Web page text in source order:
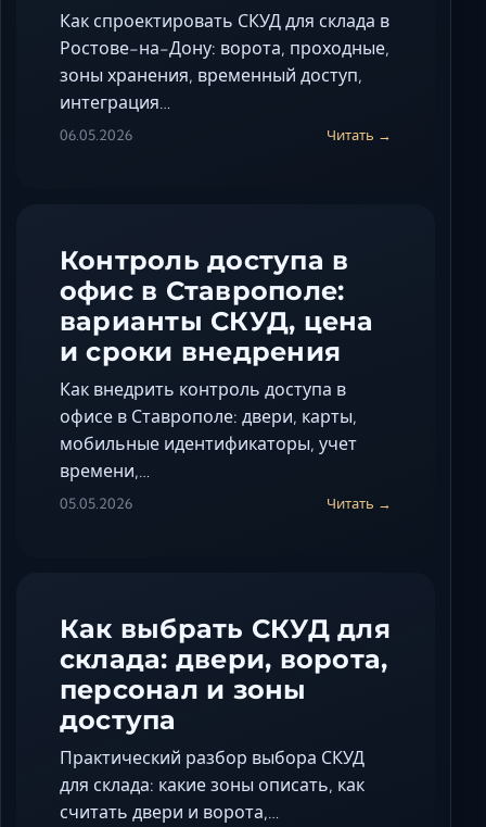
Как спроектировать СКУД для склада в
Ростове-на-Дону: ворота, проходные,
зоны хранения, временный доступ,
интеграция…
06.05.2026 Читать →
Контроль доступа в
офис в Ставрополе:
варианты СКУД, цена
и сроки внедрения
Как внедрить контроль доступа в
офисе в Ставрополе: двери, карты,
мобильные идентификаторы, учет
времени,…
05.05.2026 Читать →
Как выбрать СКУД для
склада: двери, ворота,
персонал и зоны
доступа
Практический разбор выбора СКУД
для склада: какие зоны описать, как
считать двери и ворота,…